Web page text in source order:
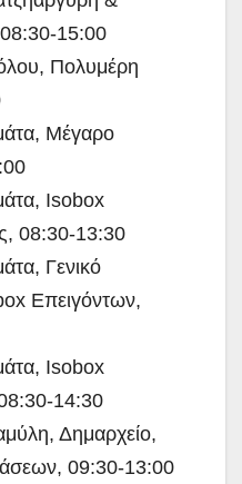
08:30-15:00
Πολυμέρη
Μέγαρο
Isobox
08:30-13:30
Γενικό
Επειγόντων,
Isobox
14:30
Δημαρχείο,
09:30-13:00